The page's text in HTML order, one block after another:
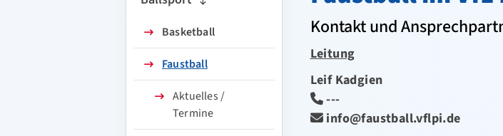
Kontakt und
Leitung
Leif Kadgien
---
info@faustball.vflpi.de
Basketball
Faustball
Aktuelles /
Termine